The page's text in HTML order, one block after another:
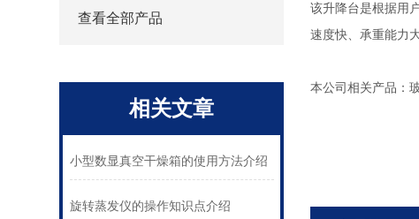
该升降台是根据用
速度快、承重能力
本公司相关产品：
查看全部产品
相关文章
小型数显真空干燥箱的使用方法介绍
旋转蒸发仪的操作知识点介绍